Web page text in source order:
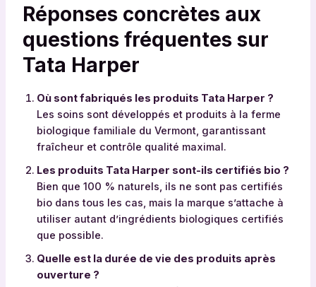
l
o
g
y
p
u
s
Réponses concrètes aux
questions fréquentes sur
Tata Harper
Où sont fabriqués les produits Tata Harper ?
Les soins sont développés et produits à la ferme
biologique familiale du Vermont, garantissant
fraîcheur et contrôle qualité maximal.
Les produits Tata Harper sont-ils certifiés bio ?
Bien que 100 % naturels, ils ne sont pas certifiés
bio dans tous les cas, mais la marque s’attache à
utiliser autant d’ingrédients biologiques certifiés
que possible.
Quelle est la durée de vie des produits après
ouverture ?